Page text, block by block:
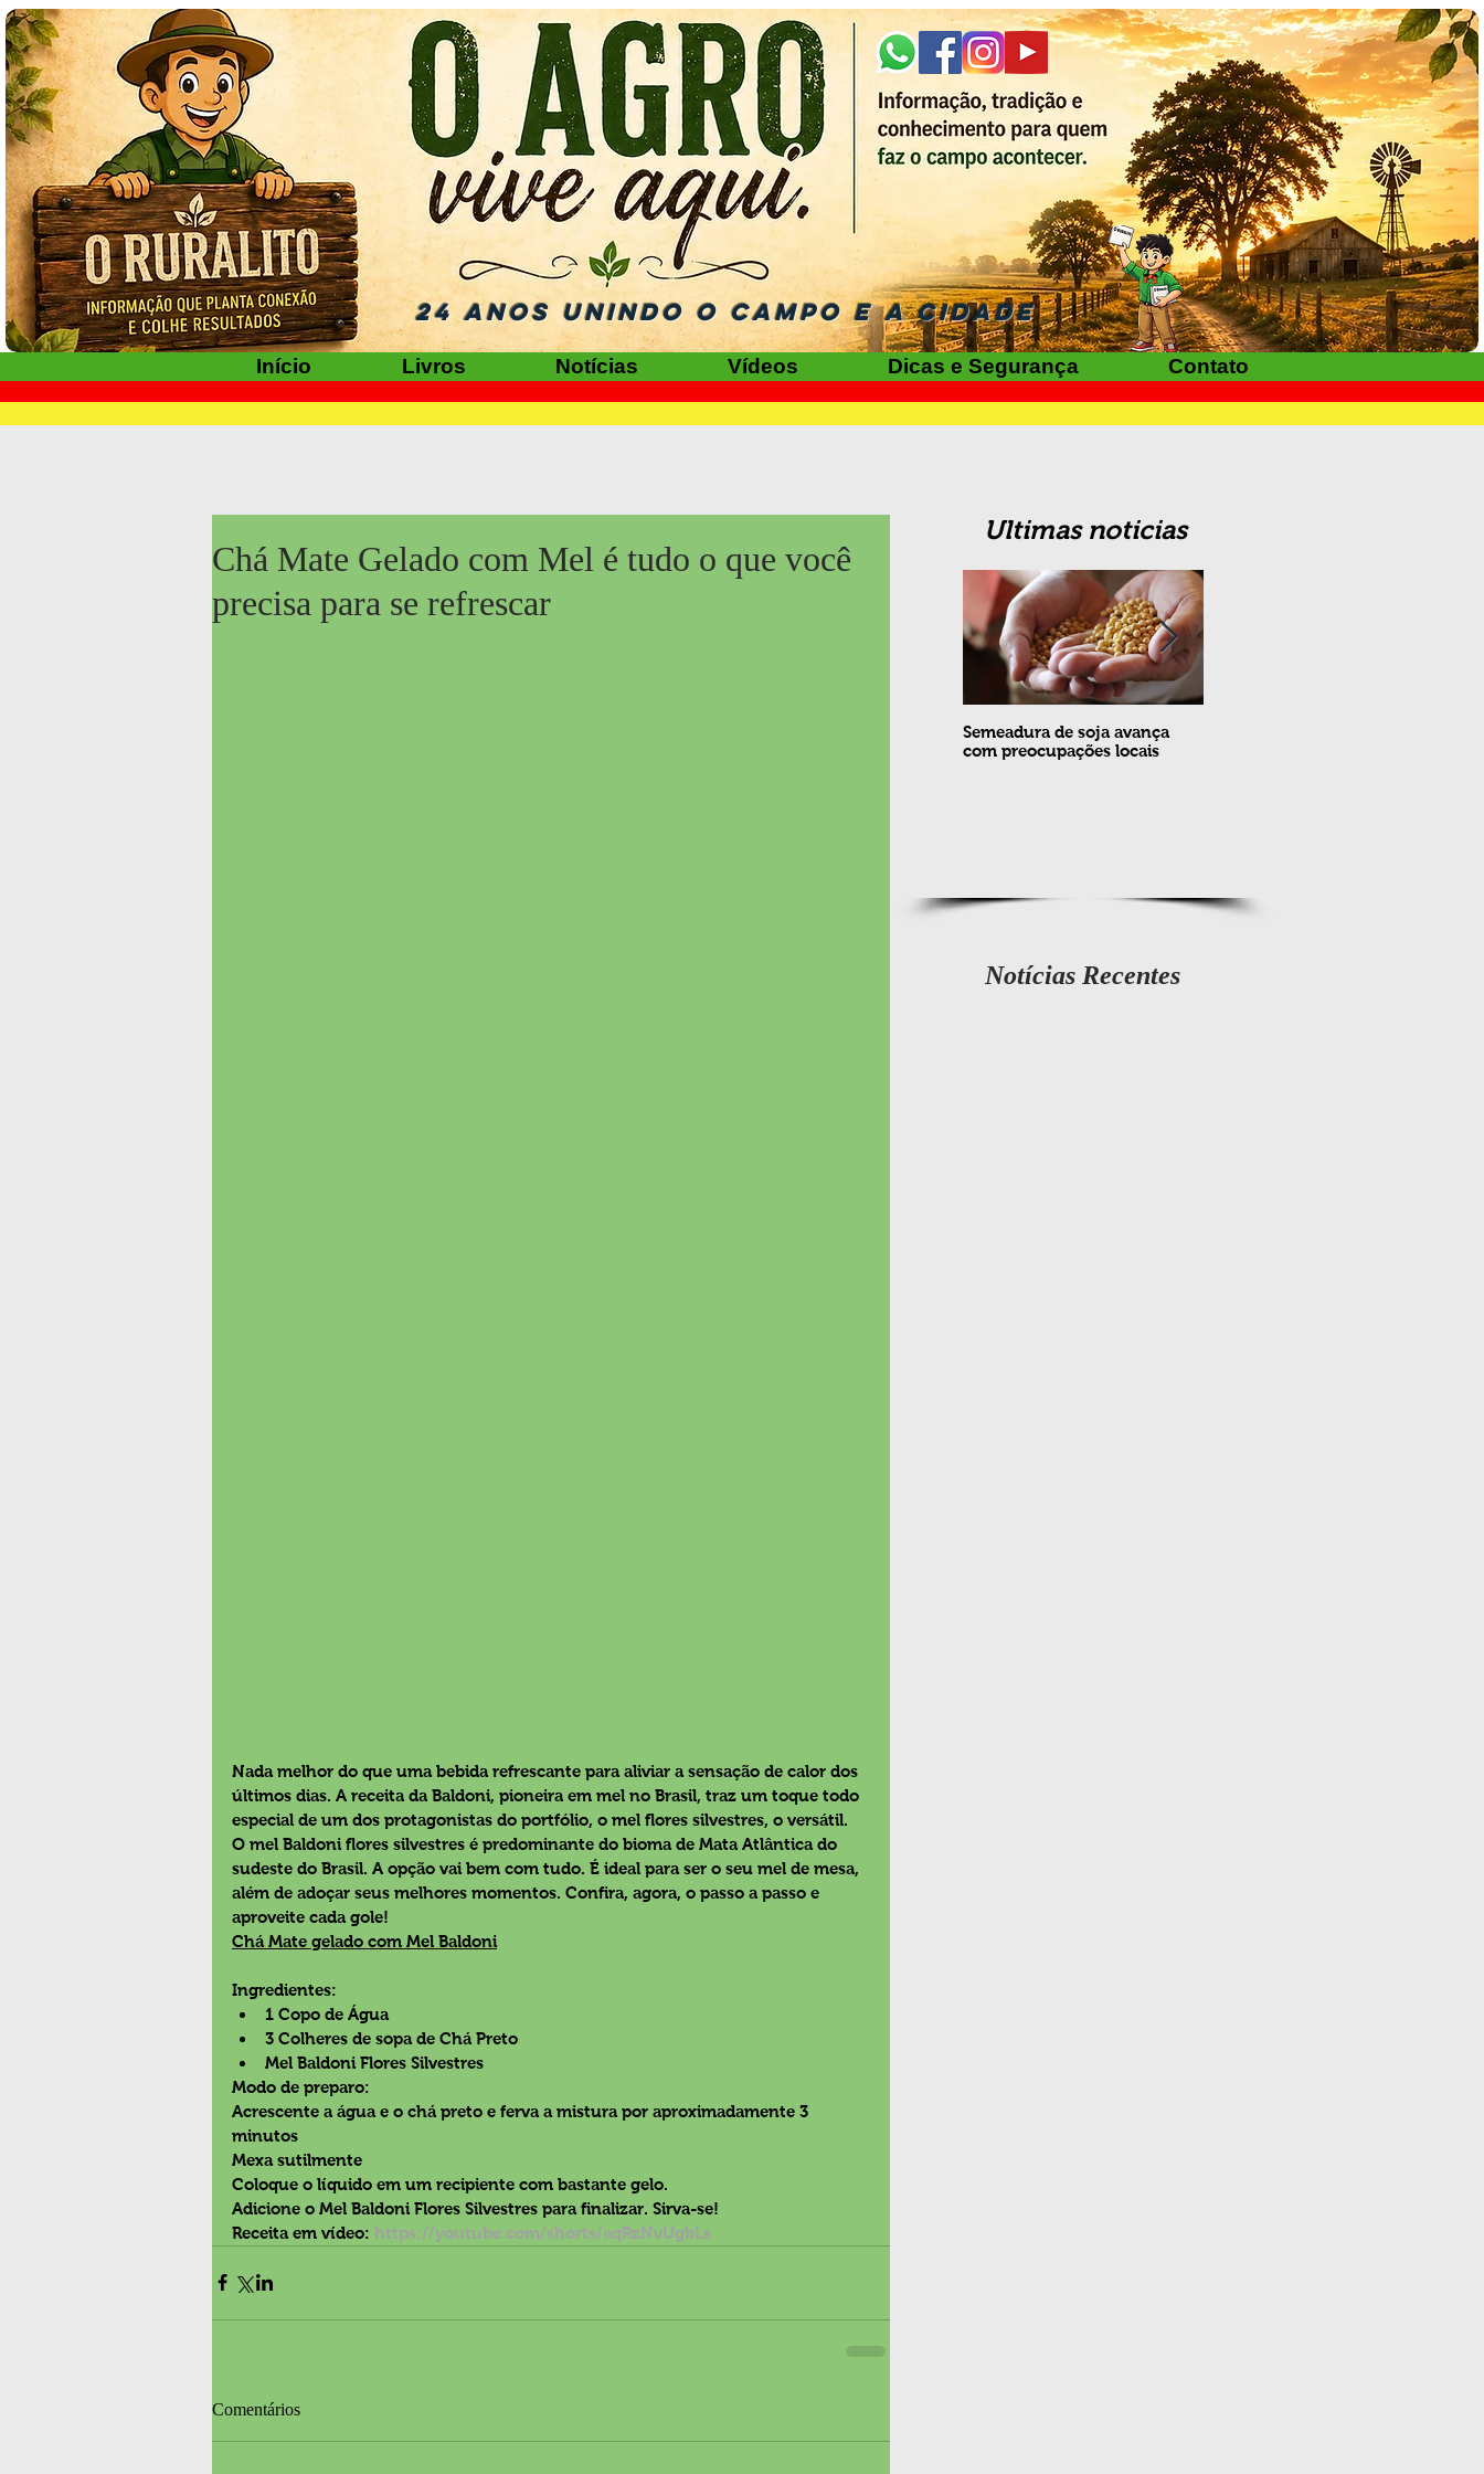
Início Livros Notícias Vídeos Dicas e Segurança Contato
24 ANOS UNINDO O CAMPO E A CIDADE
Chá Mate Gelado com Mel é tudo o que você
precisa para se refrescar
Nada melhor do que uma bebida refrescante para aliviar a sensação de calor dos
últimos dias. A receita da Baldoni, pioneira em mel no Brasil, traz um toque todo
especial de um dos protagonistas do portfólio, o mel flores silvestres, o versátil.
O mel Baldoni flores silvestres é predominante do bioma de Mata Atlântica do
sudeste do Brasil. A opção vai bem com tudo. É ideal para ser o seu mel de mesa,
além de adoçar seus melhores momentos. Confira, agora, o passo a passo e
aproveite cada gole!
Chá Mate gelado com Mel Baldoni
Ingredientes:
1 Copo de Água
3 Colheres de sopa de Chá Preto
Mel Baldoni Flores Silvestres
Modo de preparo:
Acrescente a água e o chá preto e ferva a mistura por aproximadamente 3
minutos
Mexa sutilmente
Coloque o líquido em um recipiente com bastante gelo.
Adicione o Mel Baldoni Flores Silvestres para finalizar. Sirva-se!
Receita em vídeo: https://youtube.com/shorts/aqRzNvUgbLs
Comentários
Ultimas noticias
Semeadura de soja avança
com preocupações locais
Notícias Recentes